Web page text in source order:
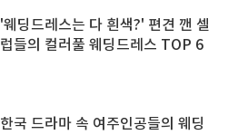
'웨딩드레스는 다 흰색?' 편견 깬 셀
럽들의 컬러풀 웨딩드레스 TOP 6
한국 드라마 속 여주인공들의 웨딩